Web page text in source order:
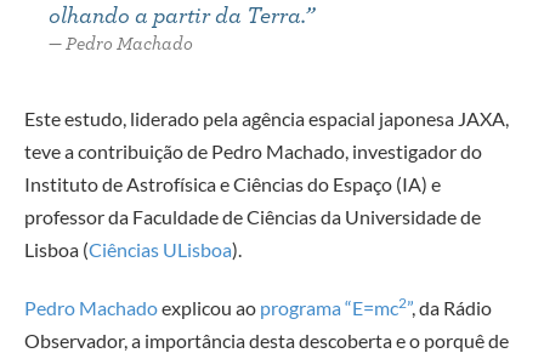
olhando a partir da Terra.”
Pedro Machado
Este estudo, liderado pela agência espacial japonesa JAXA,
teve a contribuição de Pedro Machado, investigador do
Instituto de Astrofísica e Ciências do Espaço (IA) e
professor da Faculdade de Ciências da Universidade de
Lisboa (Ciências ULisboa).
Pedro Machadoexplicou ao programa “E=mc2”, da Rádio
Observador, a importância desta descoberta e o porquê de